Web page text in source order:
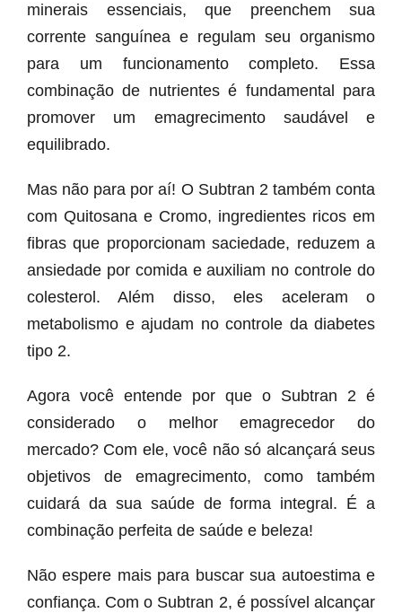
minerais essenciais, que preenchem sua
corrente sanguínea e regulam seu organismo
para um funcionamento completo. Essa
combinação de nutrientes é fundamental para
promover um emagrecimento saudável e
equilibrado.
Mas não para por aí! O Subtran 2 também conta
com Quitosana e Cromo, ingredientes ricos em
fibras que proporcionam saciedade, reduzem a
ansiedade por comida e auxiliam no controle do
colesterol. Além disso, eles aceleram o
metabolismo e ajudam no controle da diabetes
tipo 2.
Agora você entende por que o Subtran 2 é
considerado o melhor emagrecedor do
mercado? Com ele, você não só alcançará seus
objetivos de emagrecimento, como também
cuidará da sua saúde de forma integral. É a
combinação perfeita de saúde e beleza!
Não espere mais para buscar sua autoestima e
confiança. Com o Subtran 2, é possível alcançar